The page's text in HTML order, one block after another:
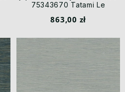
75343670 Tatami Le
863,00 zł